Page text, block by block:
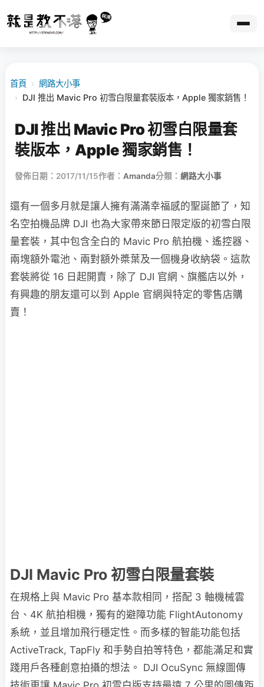
首頁 › 網路大小事
› DJI 推出 Mavic Pro 初雪白限量套裝版本，Apple 獨家銷售！
DJI 推出 Mavic Pro 初雪白限量套
裝版本，Apple 獨家銷售！
發佈日期：2017/11/15作者： Amanda分類： 網路大小事
還有一個多月就是讓人擁有滿滿幸福感的聖誕節了，知
名空拍機品牌 DJI 也為大家帶來節日限定版的初雪白限
量套裝，其中包含全白的 Mavic Pro 航拍機、遙控器、
兩塊額外電池、兩對額外槳葉及一個機身收納袋。這款
套裝將從 16 日起開賣，除了 DJI 官網、旗艦店以外，
有興趣的朋友還可以到 Apple 官網與特定的零售店購
賣！
DJI Mavic Pro 初雪白限量套裝
在規格上與 Mavic Pro 基本款相同，搭配 3 軸機械雲
台、4K 航拍相機，獨有的避障功能 FlightAutonomy
系統，並且增加飛行穩定性。而多樣的智能功能包括
ActiveTrack, TapFly 和手勢自拍等特色，都能滿足和實
踐用戶各種創意拍攝的想法。 DJI OcuSync 無線圖傳